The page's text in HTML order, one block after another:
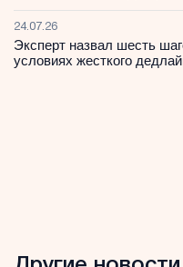
24.07.26
Эксперт назвал шесть
условиях жесткого